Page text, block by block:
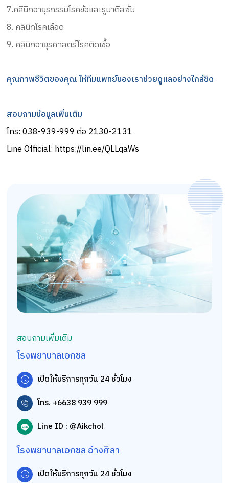
7.คลินิกอายุรกรรมโรคข้อและรูมาติสซั่ม
8. คลินิกโรคเลือด
9. คลินิกอายุรศาสตร์โรคติดเชื้อ
คุณภาพชีวิตของคุณ ให้ทีมแพทย์ของเราช่วยดูแลอย่างใกล้ชิด
สอบถามข้อมูลเพิ่มเติม
โทร:038-939-999 ต่อ 2130-2131
Line Official: https://lin.ee/QLLqaWs
สอบถามเพิ่มเติม
โรงพยาบาลเอกชล
เปิดให้บริการทุกวัน 24 ชั่วโมง
โทร. +6638 939 999
Line ID : @Aikchol
โรงพยาบาลเอกชล อ่างศิลา
เปิดให้บริการทุกวัน 24 ชั่วโมง